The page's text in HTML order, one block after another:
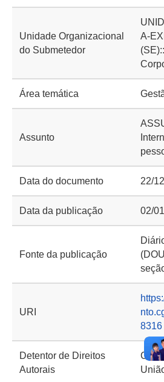
Unidade Organizacional
do Submetedor
A-
Área temática
Assunto
Data do documento 22/
Data da publicação 02/
Fonte da publicação
URI
8316
Detentor de Direitos
Autorais